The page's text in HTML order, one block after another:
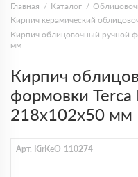
Главная Каталог
Кирпич керамический
Кирпич облицовочный ручной
мм
Кирпич
формовки Terca
218х102х50 мм
Арт. KirKeO-110274